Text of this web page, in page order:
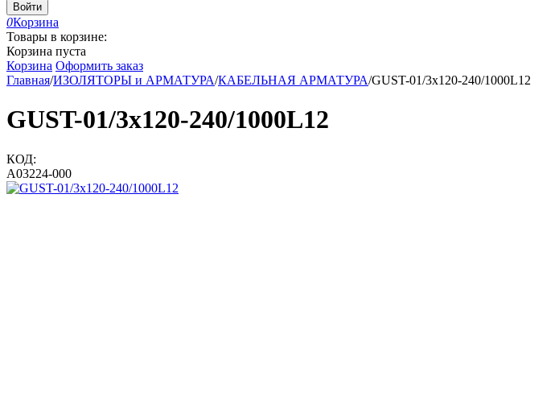
Войти
0Корзина
Товары в корзине:
Корзина пуста
Корзина Оформить заказ
Главная/ИЗОЛЯТОРЫ и АРМАТУРА/КАБЕЛЬНАЯ АРМАТУРА/GUST-01/3x120-240/1000L12
GUST-01/3x120-240/1000L12
КОД:
A03224-000